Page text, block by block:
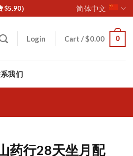
） 简体中文
Login Cart /$0.00 0
我们
药行28天坐月配